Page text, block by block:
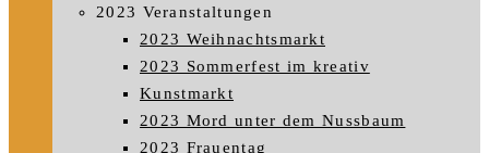
2023 Veranstaltungen
2023 Weihnachtsmarkt
2023 Sommerfest im kreativ
Kunstmarkt
2023 Mord unter dem Nussbaum
2023 Frauentag